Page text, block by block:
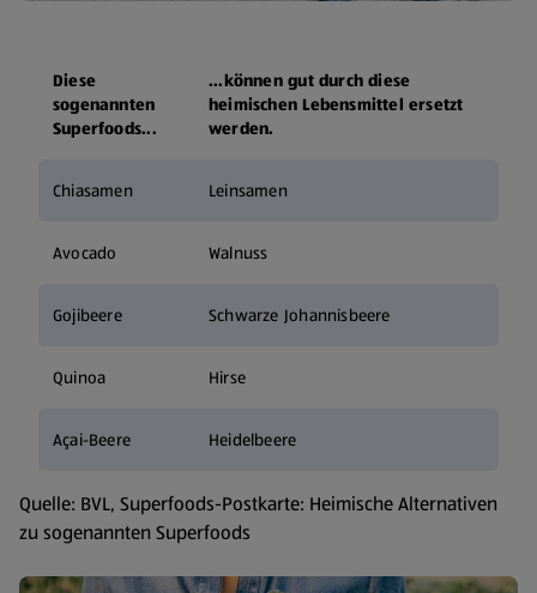
Diese
sogenannten
Superfoods...
...können gut durch diese
heimischen Lebensmittel ersetzt
werden.
Chiasamen Leinsamen
Avocado Walnuss
Gojibeere Schwarze Johannisbeere
Quinoa Hirse
Açai-Beere Heidelbeere
Quelle: BVL, Superfoods-Postkarte: Heimische Alternativen
zu sogenannten Superfoods